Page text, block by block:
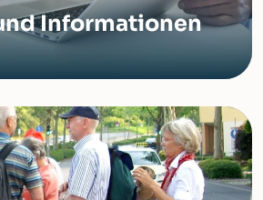
Informationen